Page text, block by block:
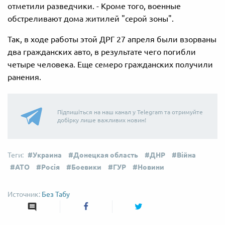
отметили разведчики. - Кроме того, военные
обстреливают дома житилей "серой зоны".
Так, в ходе работы этой ДРГ 27 апреля были взорваны
два гражданских авто, в результате чего погибли
четыре человека. Еще семеро гражданских получили
ранения.
Підпишіться на наш канал у Telegram та отримуйте
добірку лише важливих новин!
Украина Донецкая область ДНР
Війна
АТО
Росія Боевики ГУР Новини
Без Табу